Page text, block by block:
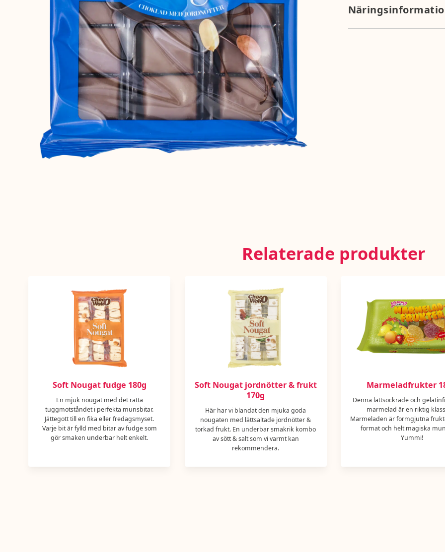
skumMJÖLKSpulver,
JORDNÖTTER 14%,
skumMJÖLKSpulver,
Näringsvärde per 100g:
Relaterade produkter
Soft Nougat fudge 180g
En mjuk nougat med det rätta
tuggmotståndet i perfekta munsbitar.
Jättegott till en fika eller fredagsmyset.
Varje bit är fylld med bitar av fudge som
gör smaken underbar helt enkelt.
Soft Nougat jordnötter & frukt
170g
Här har vi blandat den mjuka goda
nougaten med lättsaltade jordnötter &
torkad frukt. En underbar smakrik kombo
av sött & salt som vi varmt kan
rekommendera.
Marmeladfrukter
Denna lättsockrade och
marmelad är en riktig
Marmeladen är formgjutna
format och helt magiska
Yummi!